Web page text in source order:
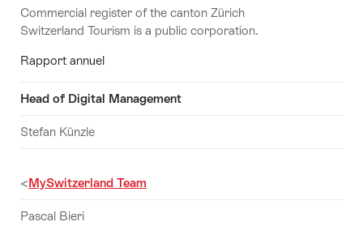
Commercial register of the canton Zürich
Switzerland Tourism is a public corporation.
Rapport annuel
Head of Digital Management
Stefan Künzle
<MySwitzerland Team
Pascal Bieri